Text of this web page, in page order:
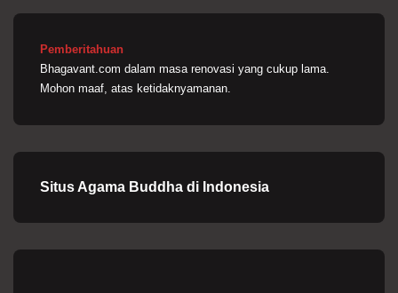
Pemberitahuan
Bhagavant.com dalam masa renovasi yang cukup lama.
Mohon maaf, atas ketidaknyamanan.
Situs Agama Buddha di Indonesia